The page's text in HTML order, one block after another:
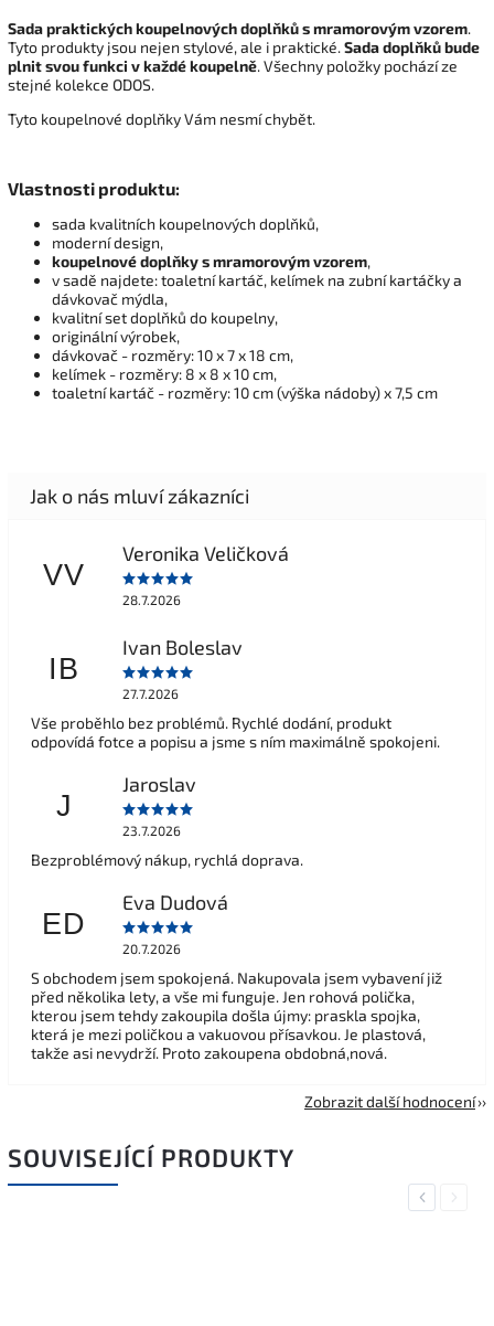
Sada praktických koupelnových doplňků s mramorovým vzorem.
Tyto produkty jsou nejen stylové, ale i praktické.Sada doplňků bude
plnit svou funkci v každé koupelně. Všechny položky pochází ze
stejné kolekce ODOS.
Tyto koupelnové doplňky Vám nesmí chybět.
Vlastnosti produktu:
sada kvalitních koupelnových doplňků,
moderní design,
koupelnové doplňky s mramorovým vzorem,
v sadě najdete: toaletní kartáč, kelímek na zubní kartáčky a
dávkovač mýdla,
kvalitní set doplňků do koupelny,
originální výrobek,
dávkovač - rozměry: 10 x 7 x 18 cm,
kelímek - rozměry: 8 x 8 x 10 cm,
toaletní kartáč - rozměry: 10 cm (výška nádoby) x 7,5 cm
VV
Veronika Veličková
28.7.2026
IB
Ivan Boleslav
27.7.2026
Vše proběhlo bez problémů. Rychlé dodání, produkt
odpovídá fotce a popisu a jsme s ním maximálně spokojeni.
J
Jaroslav
23.7.2026
Bezproblémový nákup, rychlá doprava.
ED
Eva Dudová
20.7.2026
S obchodem jsem spokojená. Nakupovala jsem vybavení již
před několika lety, a vše mi funguje. Jen rohová polička,
kterou jsem tehdy zakoupila došla újmy: praskla spojka,
která je mezi poličkou a vakuovou přísavkou. Je plastová,
takže asi nevydrží. Proto zakoupena obdobná,nová.
Zobrazit další hodnocení
SOUVISEJÍCÍ PRODUKTY
PreviousNext